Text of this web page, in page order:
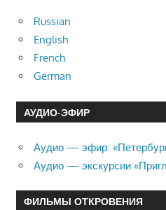
Russian
English
French
German
АУДИО-ЭФИР
Аудио — эфир:
Аудио — экскурсии
ФИЛЬМЫ ОТКРОВЕНИЯ